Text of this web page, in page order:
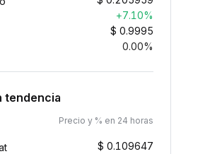
+7.10%
$ 0.9995
0.00%
tendencia
Precio y % en 24 horas
$ 0.109647